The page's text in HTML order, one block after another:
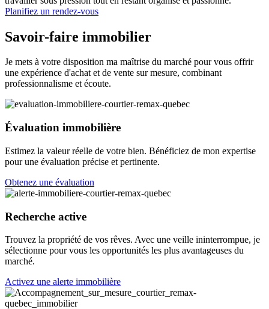
Planifiez un rendez-vous
Savoir-faire immobilier
Je mets à votre disposition ma maîtrise du marché pour vous offrir
une expérience d'achat et de vente sur mesure, combinant
professionnalisme et écoute.
Évaluation immobilière
Estimez la valeur réelle de votre bien. Bénéficiez de mon expertise
pour une évaluation précise et pertinente.
Obtenez une évaluation
Recherche active
Trouvez la propriété de vos rêves. Avec une veille ininterrompue, je
sélectionne pour vous les opportunités les plus avantageuses du
marché.
Activez une alerte immobilière